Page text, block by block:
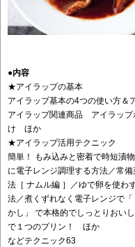
●内容
★アイラップの基本
アイラップ基本の4つの使い方＆
アイラップ関連商品 アイラップ
け ほか
★アイラップ活用テクニック
簡単！ もみ込みと密着で時短漬
に電子レンジ調理する方法／常
法［ ナムル編 ］／ゆで卵を使わ
法／煮くずれなく電子レンジで
かし」 で本格的でしっとりおい
で１つのプリン！ ほか
などテクニック63